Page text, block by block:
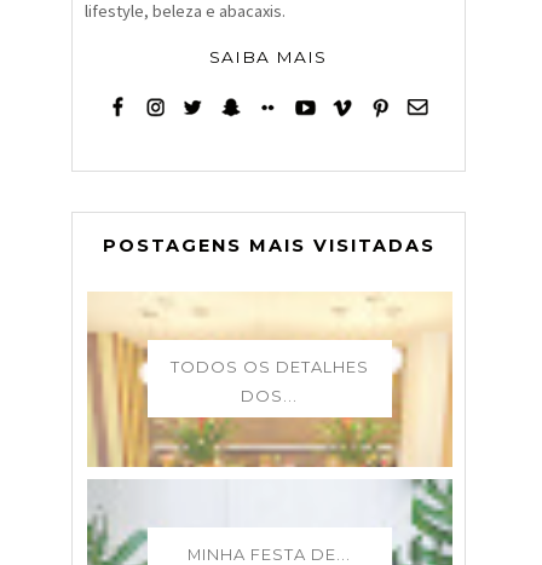
lifestyle, beleza e abacaxis.
SAIBA MAIS
POSTAGENS MAIS VISITADAS
TODOS OS DETALHES
DOS...
MINHA FESTA DE...